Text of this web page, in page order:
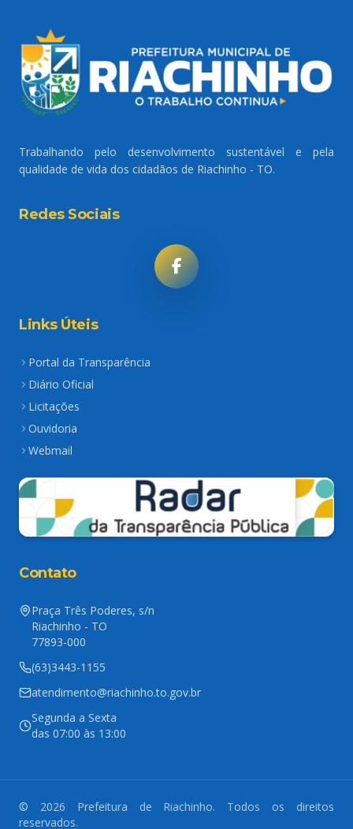
Trabalhando pelo desenvolvimento sustentável e pela
qualidade de vida dos cidadãos de Riachinho - TO.
Redes Sociais
Links Úteis
Portal da Transparência
Diário Oficial
Licitações
Ouvidoria
Webmail
Contato
Praça Três Poderes, s/n
Riachinho - TO
77893-000
(63)3443-1155
atendimento@riachinho.to.gov.br
Segunda a Sexta
das 07:00 às 13:00
© 2026 Prefeitura de Riachinho. Todos os direitos
reservados.